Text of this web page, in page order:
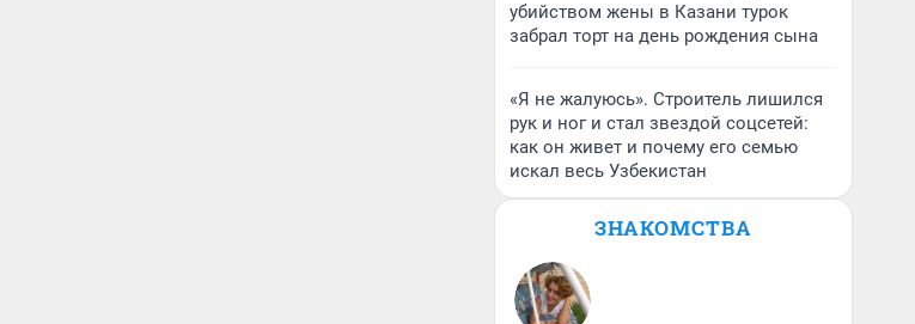
убийством жены в Казани турок
забрал торт на день рождения сына
«Я не жалуюсь». Строитель лишился
рук и ног и стал звездой соцсетей:
как он живет и почему его семью
искал весь Узбекистан
ЗНАКОМСТВА